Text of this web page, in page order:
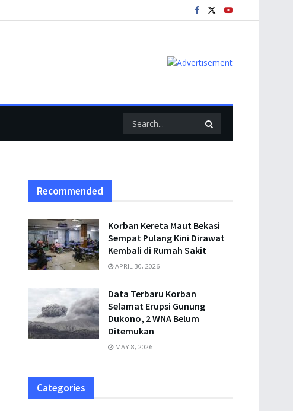
Recommended
Korban Kereta Maut Bekasi
Sempat Pulang Kini Dirawat
Kembali di Rumah Sakit
APRIL 30, 2026
Data Terbaru Korban
Selamat Erupsi Gunung
Dukono, 2 WNA Belum
Ditemukan
MAY 8, 2026
Categories